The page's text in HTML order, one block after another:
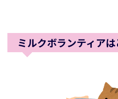
ミルクボランティア